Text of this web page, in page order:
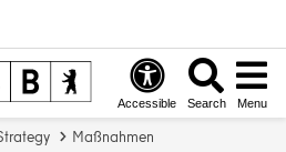
Accessible Search Menu
Maßnahmen